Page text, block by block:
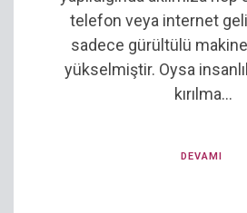
telefon veya internet
sadece gürültülü
yükselmiştir. Oysa
kırılma...
DEVAMI